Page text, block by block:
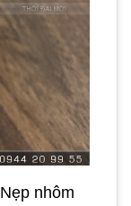
Nẹp nhôm